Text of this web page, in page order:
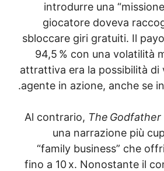
introdurre una
giocatore
sbloccare giri
94,5 % con una
attrattiva era la
agente in azione,
Al contrario,The
una
“family
fino a 10 x.